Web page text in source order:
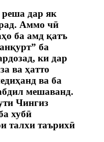
дар як
Аммо чӣ
ба амд қатъ
” ба
ки дар
ва ҳатто
ва ба
мешаванд.
Чингиз
хубӣ
талхи таърихӣ